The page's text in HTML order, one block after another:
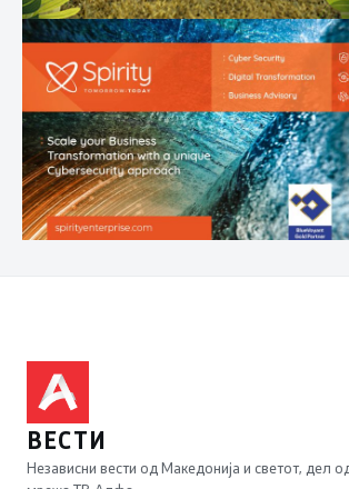
ВЕСТИ
Независни вести од Македонија и светот, дел